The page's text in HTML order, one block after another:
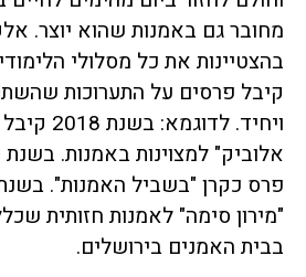
מחובר גם באמנות שהוא יוצר.
בהצטיינות את כל מסלולי
קיבל פרסים על התערוכות
ויחיד.
"מירון סימה" לאמנות חזותית
בבית האמנים בירושלים.